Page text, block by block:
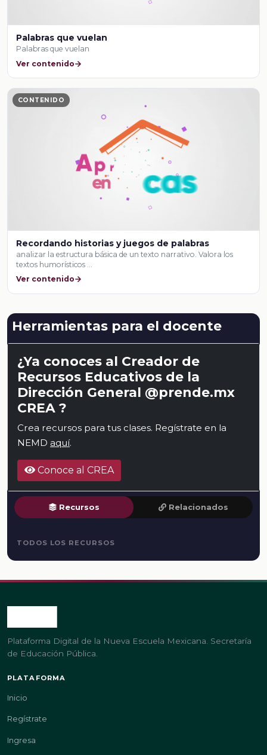
Palabras que vuelan
Palabras que vuelan
Ver contenido
CONTENIDO
Recordando historias y juegos de palabras
analizar la estructura básica de un texto narrativo. Valora los
textos humorísticos …
Ver contenido
Herramientas para el docente
¿Ya conoces al Creador de
Recursos Educativos de la
Dirección General @prende.mx
CREA ?
Crea recursos para tus clases. Regístrate en la
NEMD aquí.
Conoce al CREA
Recursos Relacionados
TODOS LOS RECURSOS
Plataforma Digital de la Nueva Escuela Mexicana. Secretaría
de Educación Pública.
PLATAFORMA
Inicio
Regístrate
Ingresa